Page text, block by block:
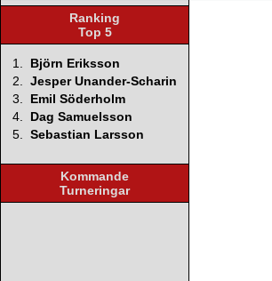
Ranking
Top 5
1.
Björn Eriksson
2. Jesper Unander-Scharin
3.
Emil Söderholm
4.
Dag Samuelsson
5. Sebastian Larsson
Kommande
Turneringar